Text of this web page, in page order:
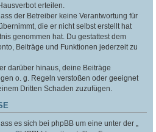
erteilen.
der Betreiber keine Verantwortung für
die er nicht selbst erstellt hat
genommen hat. Du gestattest dem
Beiträge und Funktionen jederzeit zu
darüber hinaus, deine Beiträge
o. g. Regeln verstoßen oder geeignet
Dritten Schaden zuzufügen.
es sich bei phpBB um eine unter der „